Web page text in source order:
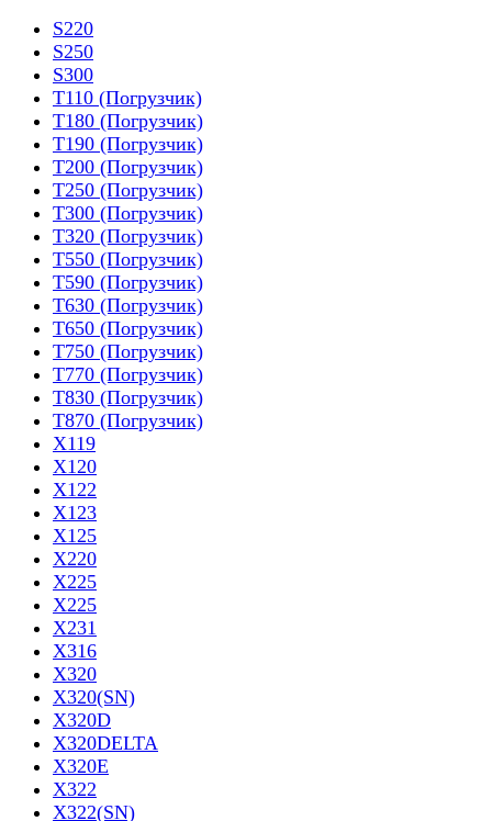
S220
S250
S300
T110 (Погрузчик)
T180 (Погрузчик)
T190 (Погрузчик)
T200 (Погрузчик)
T250 (Погрузчик)
T300 (Погрузчик)
T320 (Погрузчик)
T550 (Погрузчик)
T590 (Погрузчик)
T630 (Погрузчик)
T650 (Погрузчик)
T750 (Погрузчик)
T770 (Погрузчик)
T830 (Погрузчик)
T870 (Погрузчик)
X119
X120
X122
X123
X125
X220
X225
X225
X231
X316
X320
X320(SN)
X320D
X320DELTA
X320E
X322
X322(SN)